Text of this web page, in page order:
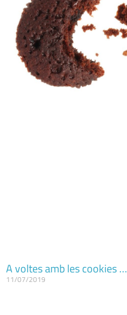
A voltes amb les cookies …
11/07/2019